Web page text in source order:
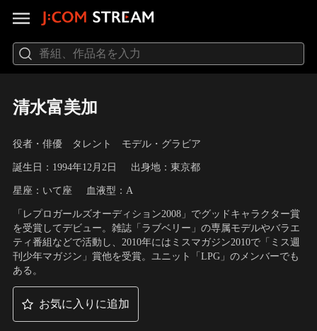
清水富美加
役者・俳優 タレント モデル・グラビア
誕生日：1994年12月2日 出身地：東京都
星座：いて座 血液型：A
「レプロガールズオーディション2008」でグッドキャラクター賞
を受賞してデビュー。雑誌「ラブベリー」の専属モデルやバラエ
ティ番組などで活動し、2010年にはミスマガジン2010で「ミス週
刊少年マガジン」賞他を受賞。ユニット「LPG」のメンバーでも
ある。
お気に入りに追加